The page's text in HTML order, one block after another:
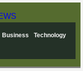
Business
Technology